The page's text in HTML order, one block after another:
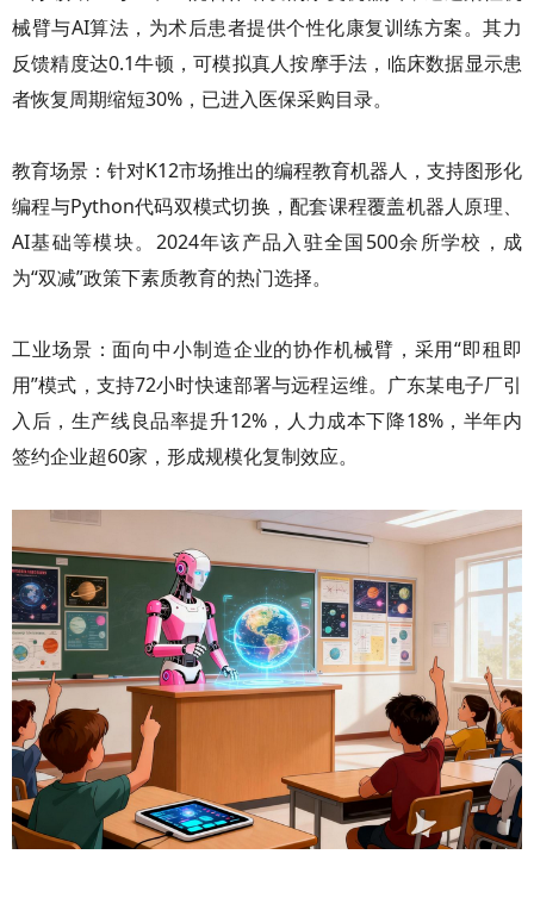
械臂与AI算法，为术后患者提供个性化康复训练方案。其力
反馈精度达0.1牛顿，可模拟真人按摩手法，临床数据显示患
者恢复周期缩短30%，已进入医保采购目录。
教育场景：针对K12市场推出的编程教育机器人，支持图形化
编程与Python代码双模式切换，配套课程覆盖机器人原理、
AI基础等模块。2024年该产品入驻全国500余所学校，成
为“双减”政策下素质教育的热门选择。
工业场景：面向中小制造企业的协作机械臂，采用“即租即
用”模式，支持72小时快速部署与远程运维。广东某电子厂引
入后，生产线良品率提升12%，人力成本下降18%，半年内
签约企业超60家，形成规模化复制效应。